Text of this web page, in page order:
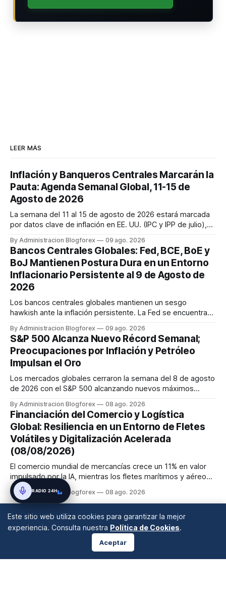
LEER MÁS
Inflación y Banqueros Centrales Marcarán la
Pauta: Agenda Semanal Global, 11-15 de
Agosto de 2026
La semana del 11 al 15 de agosto de 2026 estará marcada
por datos clave de inflación en EE. UU. (IPC y IPP de julio),
decisión de tipos del RBA y la estimación del PIB del Reino
Unido. Los mercados cierran la semana con un sentimiento
mixto, ...
By Administracion Blogforex 09 ago. 2026
Bancos Centrales Globales: Fed, BCE, BoE y
BoJ Mantienen Postura Dura en un Entorno
Inflacionario Persistente al 9 de Agosto de
2026
Los bancos centrales globales mantienen un sesgo
hawkish ante la inflación persistente. La Fed se encuentra
también se inclina hacia una subida de tasas en septiembre.
El Banco de Inglaterra mantiene su tasa, pero con un comité
dividido ...
By Administracion Blogforex 09 ago. 2026
S&P 500 Alcanza Nuevo Récord Semanal;
Preocupaciones por Inflación y Petróleo
Impulsan el Oro
Los mercados globales cerraron la semana del 8 de agosto
de 2026 con el S&P 500 alcanzando nuevos máximos
renta fija vio una caída en los rendimientos del Tesoro de
EE. UU. tras un informe de empleo más débil. El petróleo se
mantuvo al ...
By Administracion Blogforex 08 ago. 2026
Financiación del Comercio y Logística
Global: Resiliencia en un Entorno de Fletes
Volátiles y Digitalización Acelerada
(08/08/2026)
El comercio mundial de mercancías crece un 11% en valor
impulsado por la IA, mientras los fletes marítimos y aéreos
mantienen su volatilidad y precios elevados por
disrupciones geopolíticas y congestión. La financiación del
y el mercado...
By Administracion Blogforex 08 ago. 2026
Este sitio web utiliza cookies para garantizar la mejor
experiencia. Consulta nuestra Política de Cookies.
Aceptar
RADIO 24H